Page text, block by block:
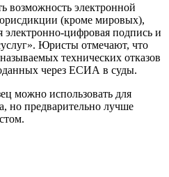
возможность электронной
(кроме мировых),
электронно-цифровая подпись и
Юристы отмечают, что
технических отказов
через ЕСИА в суды.
можно использовать для
но предварительно лучше